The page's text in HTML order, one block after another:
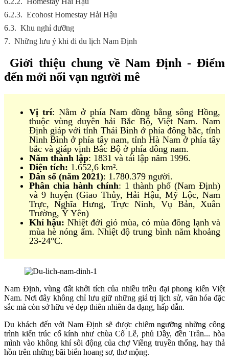
6.2.3. Ecohost Homestay Hải Hậu
6.3. Khu nghỉ dưỡng
7. Những lưu ý khi đi du lịch Nam Định
Giới thiệu chung về Nam Định - Điểm
đến mới nổi vạn người mê
Vị trí: Nằm ở phía Nam đồng bằng sông Hồng,
thuộc vùng duyên hải Bắc Bộ, Việt Nam. Nam
Định giáp với tỉnh Thái Bình ở phía đông bắc, tỉnh
Ninh Bình ở phía tây nam, tỉnh Hà Nam ở phía tây
bắc và giáp vịnh Bắc Bộ ở phía đông nam.
Năm thành lập: 1831 và tái lập năm 1996.
Diện tích: 1.652,6 km².
Dân số (năm 2021): 1.780.379 người.
Phân chia hành chính: 1 thành phố (Nam Định)
và 9 huyện (Giao Thủy, Hải Hậu, Mỹ Lộc, Nam
Trực, Nghĩa Hưng, Trực Ninh, Vụ Bản, Xuân
Trường, Ý Yên)
Khí hậu: Nhiệt đới gió mùa, có mùa đông lạnh và
mùa hè nóng ẩm. Nhiệt độ trung bình năm khoảng
23-24°C.
Nam Định, vùng đất khởi tích của nhiều triều đại phong kiến Việt
Nam. Nơi đây không chỉ lưu giữ những giá trị lịch sử, văn hóa đặc
sắc mà còn sở hữu vẻ đẹp thiên nhiên đa dạng, hấp dẫn.
Du khách đến với Nam Định sẽ được chiêm ngưỡng những công
trình kiến trúc cổ kính như chùa Cổ Lễ, phủ Dầy, đền Trần... hòa
mình vào không khí sôi động của chợ Viềng truyền thống, hay thả
hồn trên những bãi biển hoang sơ, thơ mộng.